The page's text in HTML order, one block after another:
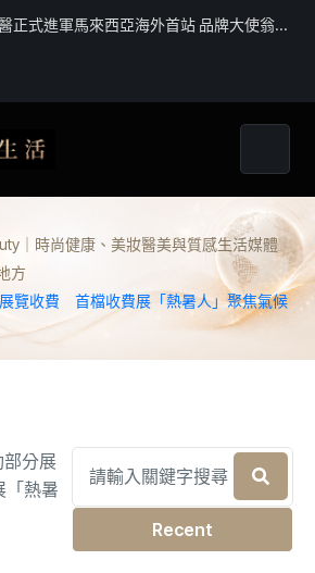
正式進軍馬來西亞海外首站 品牌大使翁立
｜時尚健康、美妝醫美與質感生活媒體
方
覽收費 首檔收費展「熱暑人」聚焦氣候
Recent